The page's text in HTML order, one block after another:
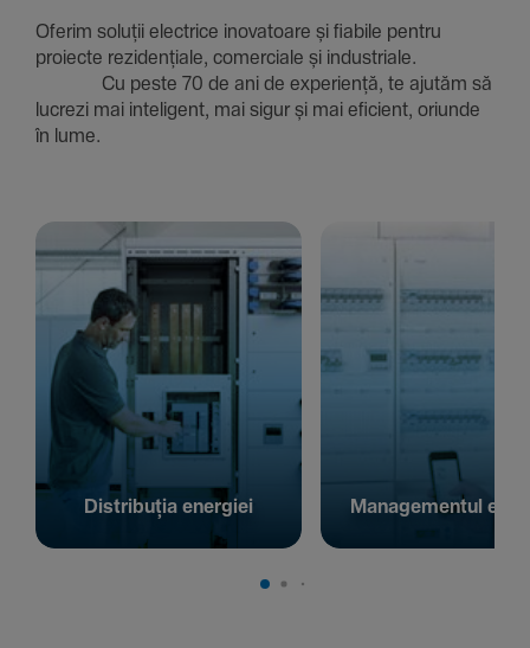
Oferim soluții electrice inova­toare și fiabile pentru
proiecte rezi­den­țiale, comer­ciale și indus­triale.
Cu peste 70 de ani de expe­riență, te ajutăm să
lucrezi mai inte­li­gent, mai sigur și mai eficient, oriunde
în lume.
Distribuția energiei Managementul